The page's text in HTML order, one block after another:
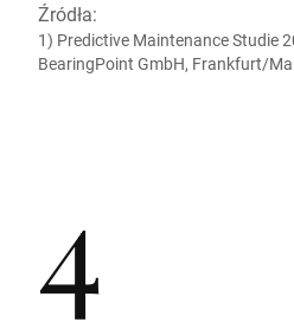
Źródła:
1) Predictive Maintenance Studie
BearingPoint GmbH, Frankfurt/
4